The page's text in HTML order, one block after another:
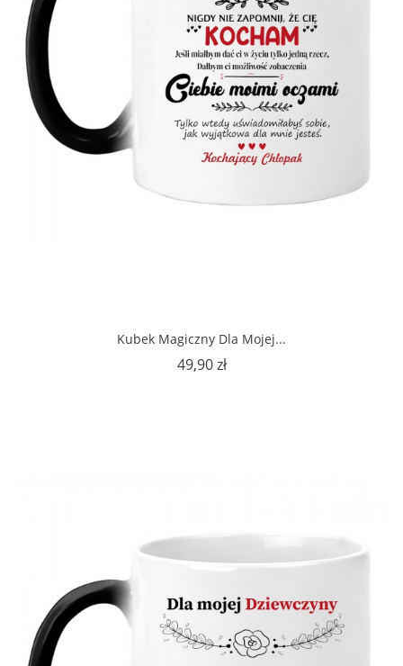
Kubek Magiczny Dla Mojej...
49,90 złCena